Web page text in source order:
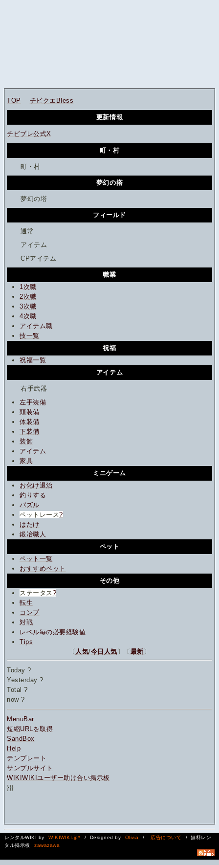
TOP チビクエBless
更新情報
チビブレ公式X
町・村
町・村
夢幻の搭
夢幻の塔
フィールド
通常
アイテム
CPアイテム
職業
1次職
2次職
3次職
4次職
アイテム職
技一覧
祝福
祝福一覧
アイテム
右手武器
左手装備
頭装備
体装備
下装備
装飾
アイテム
家具
ミニゲーム
お化け退治
釣りする
パズル
ペットレース?
はたけ
鍛冶職人
ペット
ペット一覧
おすすめペット
その他
ステータス ?
転生
コンプ
対戦
レベル毎の必要経験値
Tips
〔 人気/今日人気 〕〔 最新 〕
Today?
Yesterday?
Total?
now?
MenuBar
短縮URLを取得
SandBox
Help
テンプレート
サンプルサイト
WIKIWIKIユーザー助け合い掲示板
}}}
レンタルWIKI by WIKIWIKI.jp* / Designed by Olivia / 広告について
/ 無料レン
タル掲示板
zawazawa